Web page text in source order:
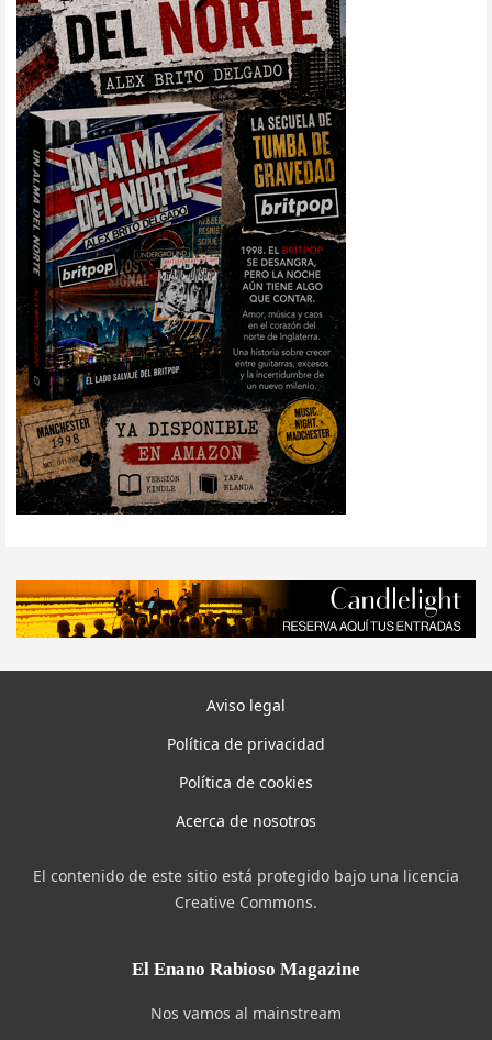
Aviso legal
Política de privacidad
Política de cookies
Acerca de nosotros
El contenido de este sitio está protegido bajo una licencia
Creative Commons.
El Enano Rabioso Magazine
Nos vamos al mainstream